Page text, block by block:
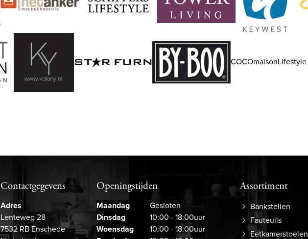
COCOmaisonLifestyle
Contactgegevens
Adres
Lenteweg 28
7532 RB Enschede
Openingstijden
Maandag
Gesloten
Dinsdag
10:00 - 18:00uur
Woensdag
10:00 - 18:00uur
Assortiment
Bankstellen
Fauteuils
Eetkamerstoelen